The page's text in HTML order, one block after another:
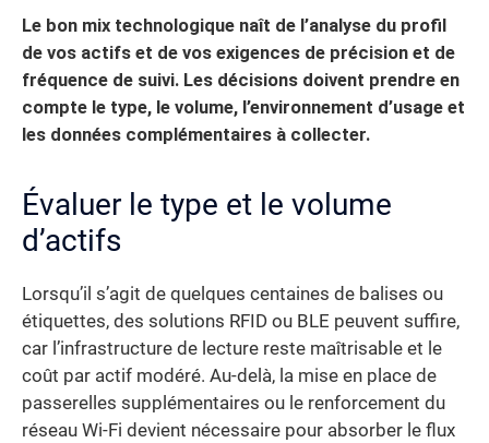
Le bon mix technologique naît de l’analyse du profil
de vos actifs et de vos exigences de précision et de
fréquence de suivi. Les décisions doivent prendre en
compte le type, le volume, l’environnement d’usage et
les données complémentaires à collecter.
Évaluer le type et le volume
d’actifs
Lorsqu’il s’agit de quelques centaines de balises ou
étiquettes, des solutions RFID ou BLE peuvent suffire,
car l’infrastructure de lecture reste maîtrisable et le
coût par actif modéré. Au-delà, la mise en place de
passerelles supplémentaires ou le renforcement du
réseau Wi-Fi devient nécessaire pour absorber le flux